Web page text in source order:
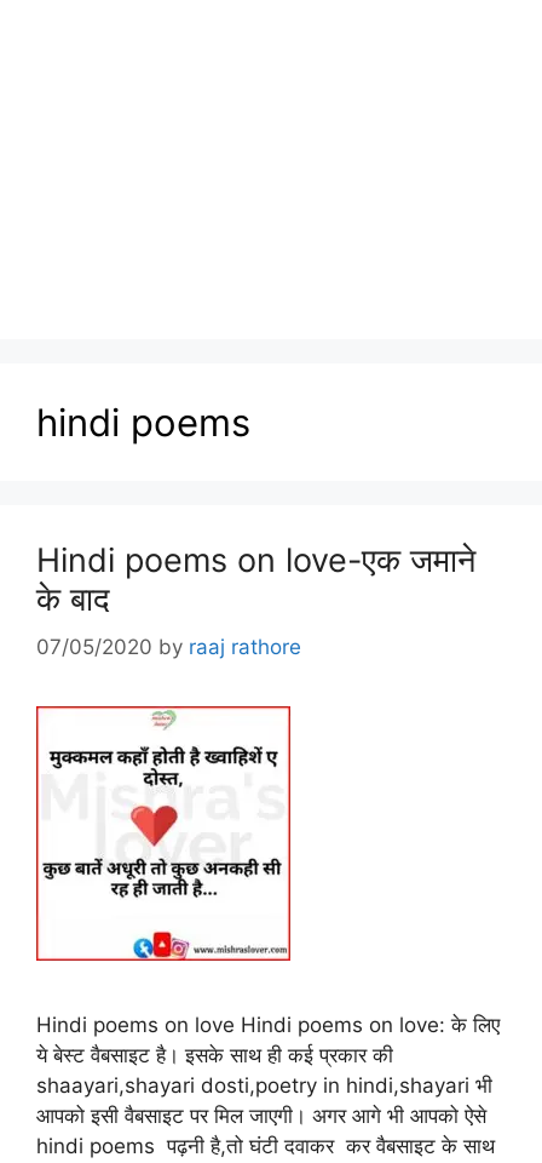
hindi poems
Hindi poems on love-एक जमाने
के बाद
07/05/2020 by raaj rathore
Hindi poems on love Hindi poems on love: के लिए
ये बेस्ट वैबसाइट है। इसके साथ ही कई प्रकार की
shaayari,shayari dosti,poetry in hindi,shayari भी
आपको इसी वैबसाइट पर मिल जाएगी। अगर आगे भी आपको ऐसे
hindi poems पढ़नी है,तो घंटी दवाकर कर वैबसाइट के साथ